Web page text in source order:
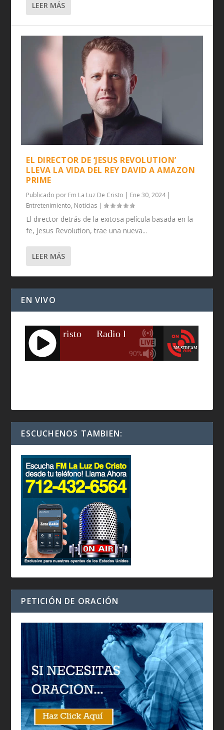
LEER MÁS
EL DIRECTOR DE ‘JESUS REVOLUTION’
LLEVA LA VIDA DEL REY DAVID A AMAZON
PRIME
Publicado por Fm La Luz De Cristo | Ene 30, 2024|
Entretenimiento, Noticias |
El director detrás de la exitosa película basada en la
fe, Jesus Revolution, trae una nueva...
LEER MÁS
EN VIVO
ESCUCHENOS TAMBIEN:
PETICIÓN DE ORACIÓN